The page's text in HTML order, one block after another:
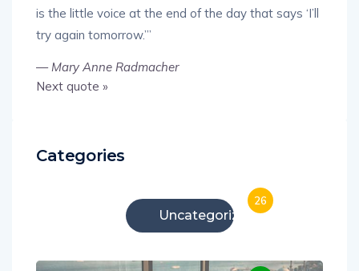
is the little voice at the end of the day that says ‘I’ll
try again tomorrow.’”
—Mary Anne Radmacher
Next quote »
Categories
Uncategorized
26